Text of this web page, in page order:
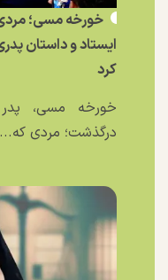
خورخه مسی؛
ایستاد و داستان
کرد
درگذشت؛ مردی که...